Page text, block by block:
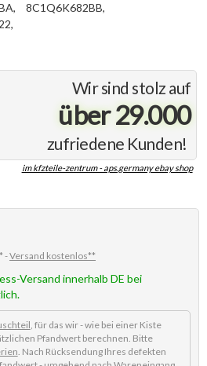
Wir sind stolz auf
über 29.000
zufriedene Kunden!
im kfzteile-zentrum - aps.germany ebay shop
8C1Q6K682BB,
-Versand kostenlos**
Versand innerhalb DE bei
, für das wir - wie bei einer Kiste
Pfandwert berechnen. Bitte
. Nach Rücksendung Ihres defekten